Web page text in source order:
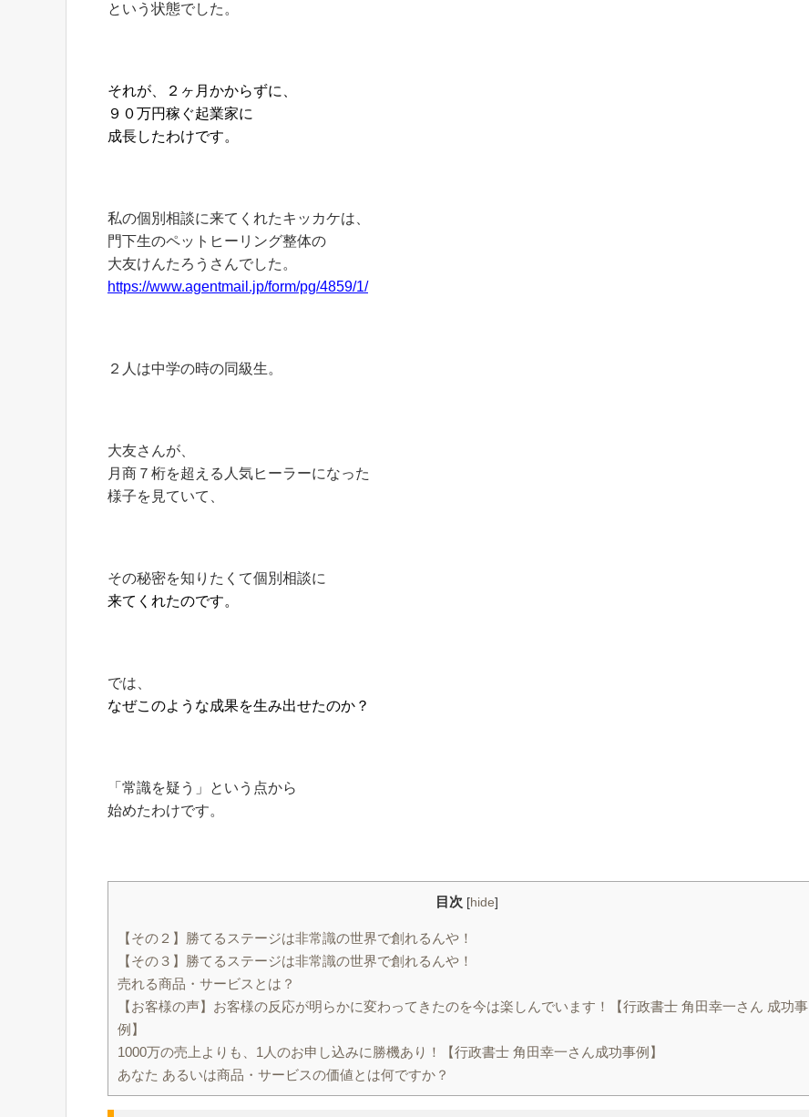
という状態でした。
それが、２ヶ月かからずに、
９０万円稼ぐ起業家に
成長したわけです。
私の個別相談に来てくれたキッカケは、
門下生のペットヒーリング整体の
大友けんたろうさんでした。
https://www.agentmail.jp/form/pg/4859/1/
２人は中学の時の同級生。
大友さんが、
月商７桁を超える人気ヒーラーになった
様子を見ていて、
その秘密を知りたくて個別相談に
来てくれたのです。
では、
なぜこのような成果を生み出せたのか？
「常識を疑う」という点から
始めたわけです。
目次 [hide]
【その２】勝てるステージは非常識の世界で創れるんや！
【その３】勝てるステージは非常識の世界で創れるんや！
売れる商品・サービスとは？
【お客様の声】お客様の反応が明らかに変わってきたのを今は楽しんでいます！【行政書士 角田幸一さん 成功事
例】
1000万の売上よりも、1人のお申し込みに勝機あり！【行政書士 角田幸一さん成功事例】
あなた あるいは商品・サービスの価値とは何ですか？